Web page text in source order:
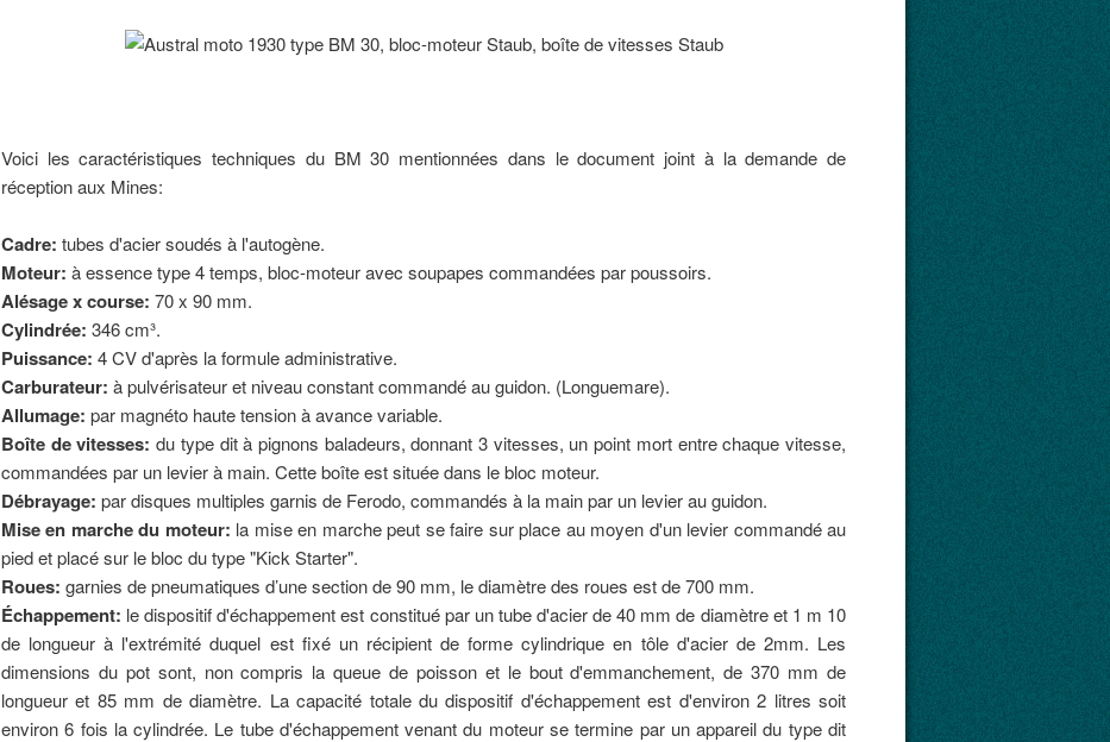
Voici les caractéristiques techniques du BM 30 mentionnées dans le document joint à la demande de
réception aux Mines:
Cadre: tubes d'acier soudés à l'autogène.
Moteur: à essence type 4 temps, bloc-moteur avec soupapes commandées par poussoirs.
Alésage x course: 70 x 90 mm.
Cylindrée: 346 cm³.
Puissance: 4 CV d'après la formule administrative.
Carburateur: à pulvérisateur et niveau constant commandé au guidon. (Longuemare).
Allumage: par magnéto haute tension à avance variable.
Boîte de vitesses: du type dit à pignons baladeurs, donnant 3 vitesses, un point mort entre chaque vitesse,
commandées par un levier à main. Cette boîte est située dans le bloc moteur.
Débrayage: par disques multiples garnis de Ferodo, commandés à la main par un levier au guidon.
Mise en marche du moteur: la mise en marche peut se faire sur place au moyen d'un levier commandé au
pied et placé sur le bloc du type "Kick Starter".
Roues: garnies de pneumatiques d’une section de 90 mm, le diamètre des roues est de 700 mm.
Échappement: le dispositif d'échappement est constitué par un tube d'acier de 40 mm de diamètre et 1 m 10
de longueur à l'extrémité duquel est fixé un récipient de forme cylindrique en tôle d'acier de 2mm. Les
dimensions du pot sont, non compris la queue de poisson et le bout d'emmanchement, de 370 mm de
longueur et 85 mm de diamètre. La capacité totale du dispositif d'échappement est d'environ 2 litres soit
environ 6 fois la cylindrée. Le tube d'échappement venant du moteur se termine par un appareil du type dit